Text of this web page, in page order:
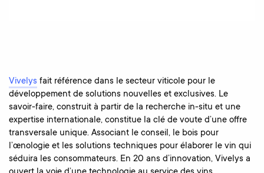
Vivelys fait référence dans le secteur viticole pour le
développement de solutions nouvelles et exclusives. Le
savoir-faire, construit à partir de la recherche in-situ et une
expertise internationale, constitue la clé de voute d’une offre
transversale unique. Associant le conseil, le bois pour
l’œnologie et les solutions techniques pour élaborer le vin qui
séduira les consommateurs. En 20 ans d’innovation, Vivelys a